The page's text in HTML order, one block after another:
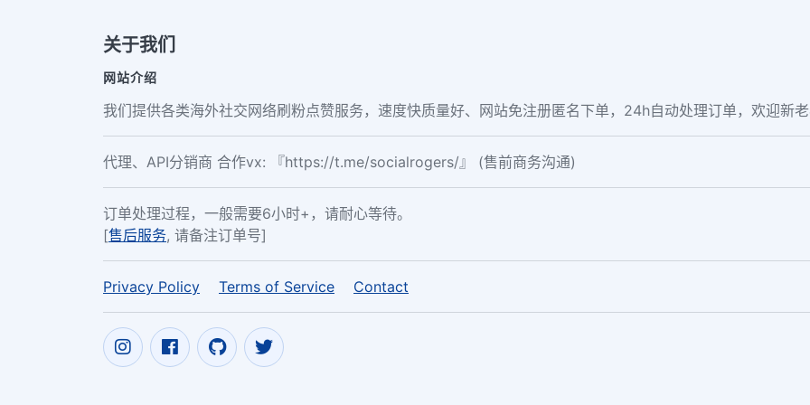
关于我们
网站介绍
我们提供各类海外社交网络刷粉点赞服务，速度快质量好、网站免注册匿名下单，24h自动处理订单，欢迎新老
代理、API分销商 合作vx: 『https://t.me/socialrogers/』 (售前商务沟通)
订单处理过程，一般需要6小时+，请耐心等待。
[售后服务, 请备注订单号]
Privacy Policy Terms of Service Contact